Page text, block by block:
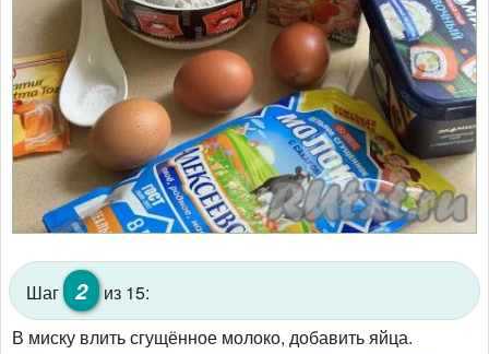
Шаг 2
из 15:
В миску влить сгущённое молоко, добавить яйца.